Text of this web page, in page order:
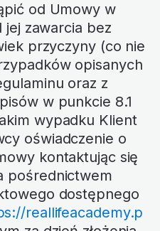
od Umowy w
jej zawarcia bez
przyczyny (co nie
opisanych
oraz z
w punkcie 8.1
wypadku Klient
oświadczenie o
kontaktując się
pośrednictwem
dostępnego
reallifeacademy.p